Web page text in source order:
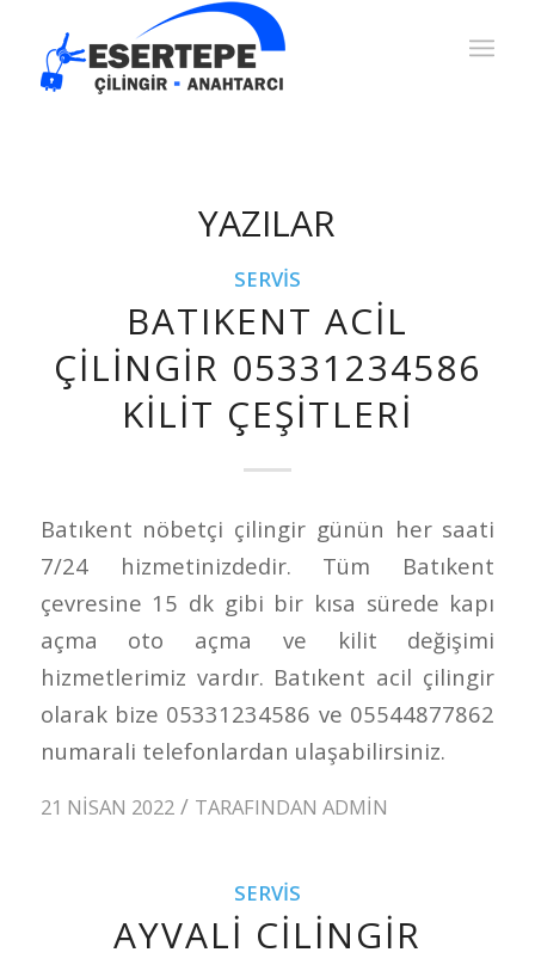
YAZILAR
SERVIS
BATIKENT ACIL
ÇILINGIR 05331234586
KILIT ÇEŞITLERI
Batıkent nöbetçi çilingir günün her saati
7/24 hizmetinizdedir. Tüm Batıkent
çevresine 15 dk gibi bir kısa sürede kapı
açma oto açma ve kilit değişimi
hizmetlerimiz vardır. Batıkent acil çilingir
olarak bize 05331234586 ve 05544877862
numarali telefonlardan ulaşabilirsiniz.
21 NISAN 2022 / TARAFINDAN ADMIN
SERVIS
AYVALI CILINGIR